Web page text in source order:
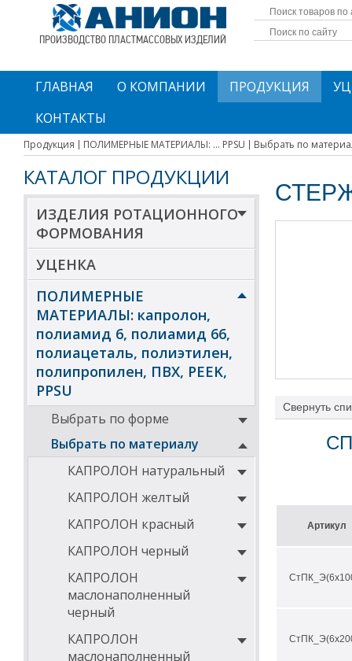
ПРОИЗВОДСТВО ПЛАСТМАССОВЫХ ИЗДЕЛИЙ
ГЛАВНАЯ О КОМПАНИИ ПРОДУКЦИЯ
КОНТАКТЫ
Продукция ПОЛИМЕРНЫЕ МАТЕРИАЛЫ: ... PPSU Выбрать по
КАТАЛОГ ПРОДУКЦИИ
ИЗДЕЛИЯ РОТАЦИОННОГО
ФОРМОВАНИЯ
УЦЕНКА
ПОЛИМЕРНЫЕ
МАТЕРИАЛЫ: капролон,
полиамид 6, полиамид 66,
полиацеталь, полиэтилен,
полипропилен, ПВХ, PEEK,
PPSU
Выбрать по форме
Выбрать по материалу
КАПРОЛОН натуральный
КАПРОЛОН желтый
КАПРОЛОН красный
КАПРОЛОН черный
КАПРОЛОН
маслонаполненный
черный
КАПРОЛОН
маслонаполненный
высокой
эксплуатацию
нетоксичен и
способность к
Свернуть
Артикул